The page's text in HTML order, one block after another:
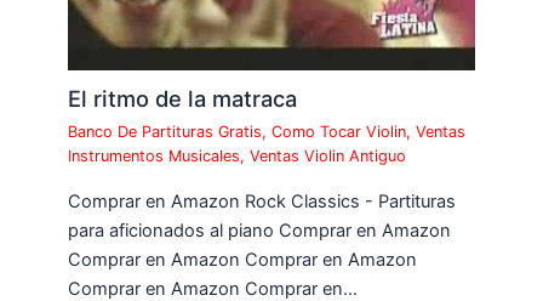
El ritmo de la matraca
Banco De Partituras Gratis,Como Tocar Violin,Ventas
Instrumentos Musicales,Ventas Violin Antiguo
Comprar en Amazon Rock Classics - Partituras
para aficionados al piano Comprar en Amazon
Comprar en Amazon Comprar en Amazon
Comprar en Amazon Comprar en…